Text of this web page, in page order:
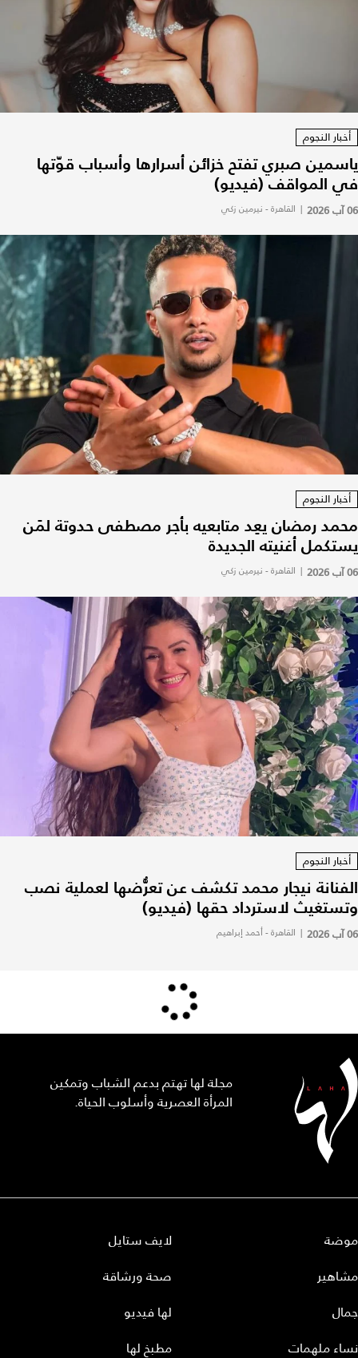
أخبار النجوم
ياسمين صبري تفتح خزائن أسرارها وأسباب قوّتها
في المواقف (فيديو)
06 آب 2026 | القاهرة - نيرمين زكي
أخبار النجوم
محمد رمضان يعِد متابعيه بأجر مصطفى حدوتة لمَن
يستكمل أغنيته الجديدة
06 آب 2026 | القاهرة - نيرمين زكي
أخبار النجوم
الفنانة نيجار محمد تكشف عن تعرُّضها لعملية نصب
وتستغيث لاسترداد حقها (فيديو)
06 آب 2026 | القاهرة - أحمد إبراهيم
مجلة لها تهتم بدعم الشباب وتمكين
المرأة العصرية وأسلوب الحياة.
موضة
مشاهير
جمال
نساء ملهمات
لايف ستايل
صحة ورشاقة
لها فيديو
مطبخ لها